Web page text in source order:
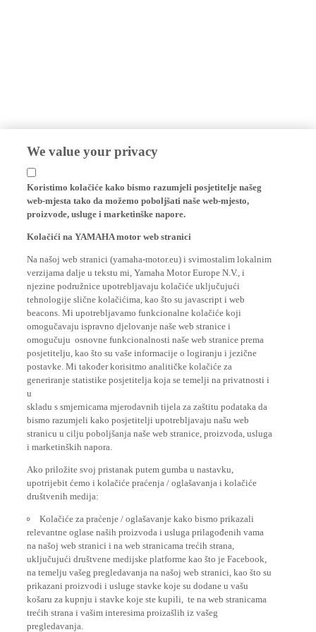
Koristimo kolačiće kako bismo razumjeli posjetitelje našeg
web-mjesta tako da možemo poboljšati naše web-mjesto,
proizvode, usluge i marketinške napore.
verzijama dalje u tekstu mi, Yamaha Motor Europe N.V., i
njezine podružnice upotrebljavaju kolačiće uključujući
tehnologije slične kolačićima, kao što su javascript i web
beacons. Mi upotrebljavamo funkcionalne kolačiće koji
omogučavaju ispravno djelovanje naše web stranice i
omogučuju osnovne funkcionalnosti naše web stranice prema
posjetitelju, kao što su vaše informacije o logiranju i jezične
postavke. Mi također korisitmo analitičke kolačiće za
generiranje statistike posjetitelja koja se temelji na privatnosti i
u
skladu s smjernicama mjerodavnih tijela za zaštitu podataka da
bismo razumjeli kako posjetitelji upotrebljavaju našu web
stranicu u cilju poboljšanja naše web stranice, proizvoda, usluga
i marketinških napora.
upotrijebit ćemo i kolačiće praćenja / oglašavanja i kolačiće
društvenih medija:
relevantne oglase naših proizvoda i usluga prilagođenih vama
na našoj web stranici i na web stranicama trećih strana,
uključujući društvene medijske platforme kao što je Facebook,
na temelju vašeg pregledavanja na našoj web stranici, kao što su
prikazani proizvodi i usluge stavke koje su dodane u vašu
košaru za kupnju i stavke koje ste kupili, te na web stranicama
trećih strana i vašim interesima proizašlih iz vašeg
pregledavanja.